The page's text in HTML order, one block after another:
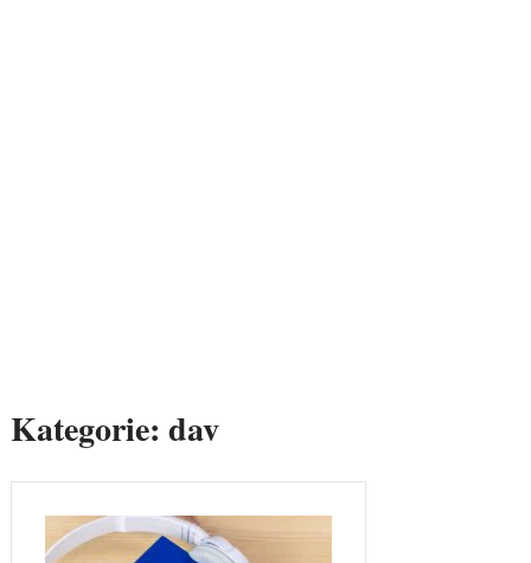
Kategorie: dav